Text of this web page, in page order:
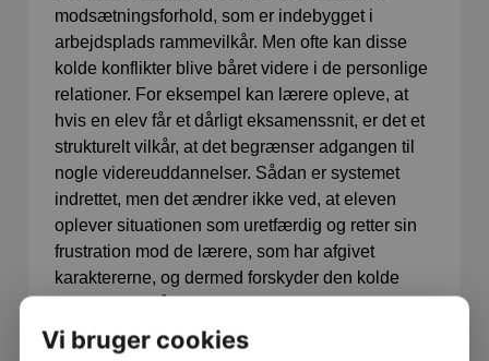
modsætningsforhold, som er indebygget i
arbejdsplads rammevilkår. Men ofte kan disse
kolde konflikter blive båret videre i de personlige
relationer. For eksempel kan lærere opleve, at
hvis en elev får et dårligt eksamenssnit, er det et
strukturelt vilkår, at det begrænser adgangen til
nogle videreuddannelser. Sådan er systemet
indrettet, men det ændrer ikke ved, at eleven
oplever situationen som uretfærdig og retter sin
frustration mod de lærere, som har afgivet
karaktererne, og dermed forskyder den kolde
Forskellige perspektiver på konflikter
Vi bruger cookies